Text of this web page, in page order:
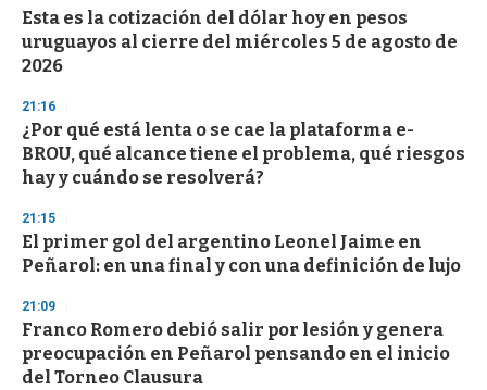
s
Esta es la cotización del dólar hoy en pesos
uruguayos al cierre del miércoles 5 de agosto de
2026
21:16
¿Por qué está lenta o se cae la plataforma e-
BROU, qué alcance tiene el problema, qué riesgos
hay y cuándo se resolverá?
21:15
El primer gol del argentino Leonel Jaime en
Peñarol: en una final y con una definición de lujo
21:09
Franco Romero debió salir por lesión y genera
preocupación en Peñarol pensando en el inicio
del Torneo Clausura